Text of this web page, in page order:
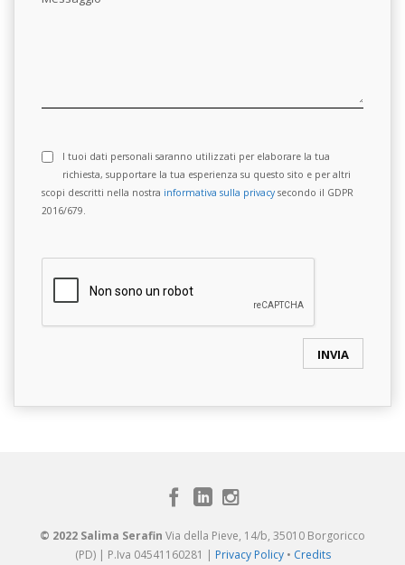
I tuoi dati personali saranno utilizzati per elaborare la tua
richiesta, supportare la tua esperienza su questo sito e per altri
scopi descritti nella nostra informativa sulla privacy secondo il GDPR
2016/679.
© 2022 Salima Serafin Via della Pieve, 14/b, 35010 Borgoricco
(PD) | P.Iva 04541160281 | Privacy Policy• Credits